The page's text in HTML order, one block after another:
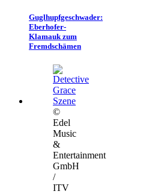
Guglhupfgeschwader:
Eberhofer-
Klamauk zum
Fremdschämen
©
Edel
Music
&
Entertainment
GmbH
/
ITV